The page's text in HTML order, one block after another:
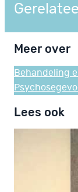
Meer over
Behandeling
Lees ook